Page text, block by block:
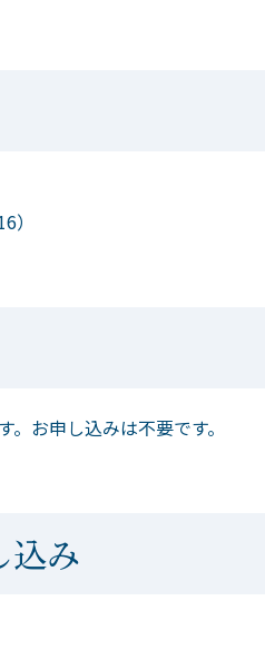
）
お申し込みは不要です。
込み